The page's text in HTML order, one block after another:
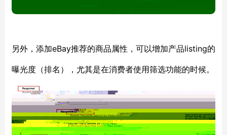
另外，添加eBay推荐的商品属性，可以增加产品listing的
曝光度（排名），尤其是在消费者使用筛选功能的时候。